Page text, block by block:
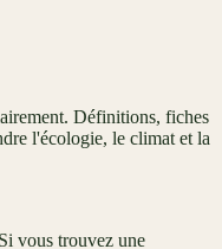
Définitions, fiches
l'écologie, le climat et la
vous trouvez une